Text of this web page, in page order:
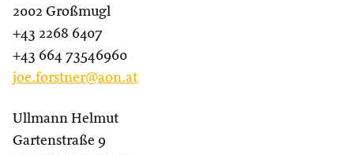
2002 Großmugl
+43 2268 6407
+43 664 73546960
joe.forstner@aon.at
Ullmann Helmut
Gartenstraße 9